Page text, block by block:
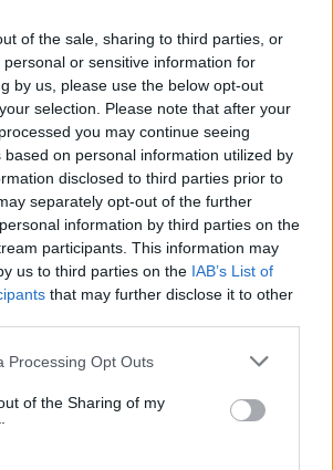
of the sale, sharing to third parties, or
or sensitive information for
by us, please use the below opt-out
selection. Please note that after your
you may continue seeing
based on personal information utilized by
disclosed to third parties prior to
separately opt-out of the further
information by third parties on the
participants. This information may
us to third parties on the IAB’s List of
that may further disclose it to other
Processing Opt Outs
of the Sharing of my
στη Λαπωνία.
γνώσης τους για το
κοινότητες έχουν
κατανόηση του φυσικού
έχει δώσειτην πιο ισχυρή
που γνωρίζουμε σήμερα–
του τρόπου διαχείρισης των
αντιμετωπίζουμε αυτήν τη
στην περίληψη.